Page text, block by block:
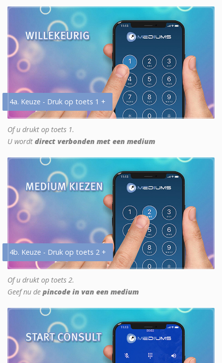
4a. Keuze - Druk op toets 1 +
Of u drukt op toets 1.
U wordt direct verbonden met een medium
4b. Keuze - Druk op toets 2 +
Of u drukt op toets 2.
Geef nu de pincode in van een medium